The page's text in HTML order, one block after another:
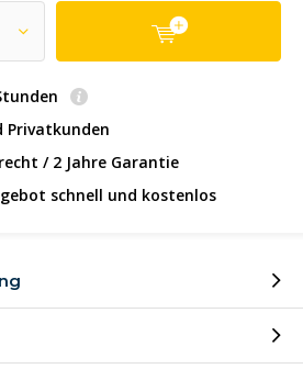
Privatkunden
/ 2 Jahre Garantie
schnell und kostenlos